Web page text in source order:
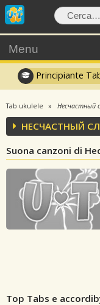
Menu
Principiante
Tab ukulele Несчастный
НЕСЧАСТНЫЙ
Suona canzoni di
Top Tabs e